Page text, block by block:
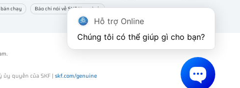
chạy Báo chí nói về SKF Ngọc Anh
ủy quyền của SKF | skf.com/genuine
Hỗ trợ Online
Chúng tôi có thể giúp gì cho bạn?